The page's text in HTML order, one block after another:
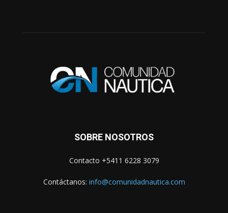
SOBRE NOSOTROS
Contacto +5411 6228 3079
Contáctanos: info@comunidadnautica.com